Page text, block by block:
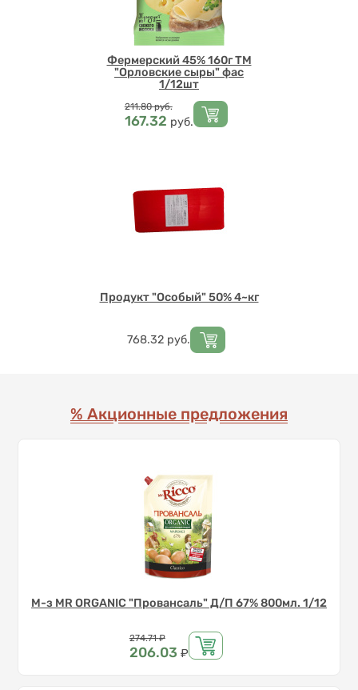
Фермерский 45% 160г ТМ
"Орловские сыры" фас
1/12шт
Цена
211.80 руб.
167.32 руб.
Продукт "Особый" 50% 4~кг
Цена
768.32 руб.
% Акционные предложения
М-з MR ORGANIC "Провансаль" Д/П 67% 800мл. 1/12
Цена
274.71 ₽
206.03 ₽